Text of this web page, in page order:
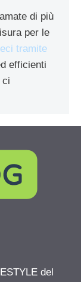
di più
per le
tramite
efficienti
ci
del